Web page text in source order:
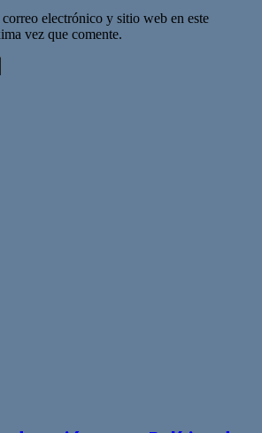
electrónico y sitio web en este
vez que comente.